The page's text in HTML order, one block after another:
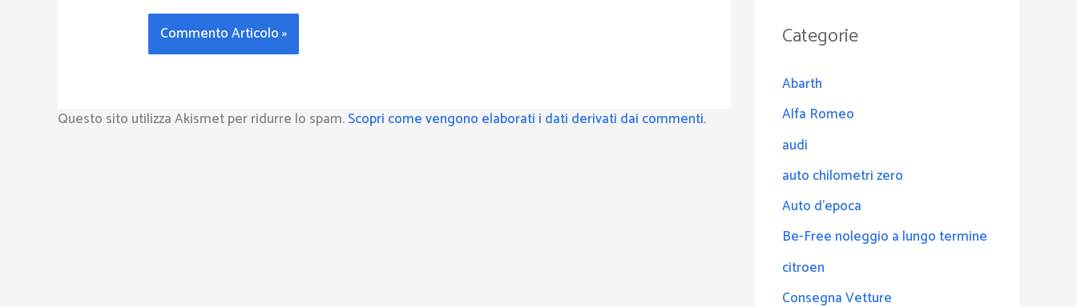
Questo sito utilizza Akismet per ridurre lo spam.Scopri come vengono elaborati i dati derivati dai commenti.
Categorie
Abarth
Alfa Romeo
audi
auto chilometri zero
Auto d'epoca
Be-Free noleggio a lungo termine
citroen
Consegna Vetture